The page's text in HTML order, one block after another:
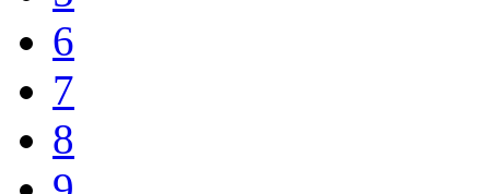
6
7
8